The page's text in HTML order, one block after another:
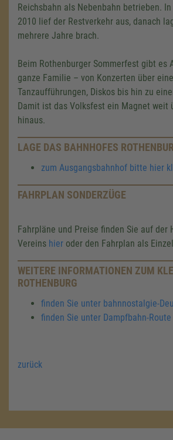
Reichsbahn als Nebenbahn betrieben.
2010 lief der Restverkehr aus, danach
mehrere Jahre brach.
Beim Rothenburger Sommerfest gibt es
ganze Familie – von Konzerten über
Tanzaufführungen, Diskos bis hin zu
Damit ist das Volksfest ein Magnet weit
hinaus.
LAGE DAS BAHNHOFES
zum Ausgangsbahnhof bitte hier
FAHRPLAN SONDERZÜGE
Fahrpläne und Preise finden Sie auf der
Vereins hier oder den Fahrplan als
WEITERE INFORMATIONEN ZUM
ROTHENBURG
finden Sie unter bahnnostalgie-
finden Sie unter Dampfbahn-
zurück